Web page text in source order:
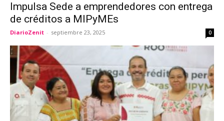
Impulsa Sede a emprendedores con entrega
de créditos a MIPyMEs
DiarioZenit - septiembre 23, 2025 0